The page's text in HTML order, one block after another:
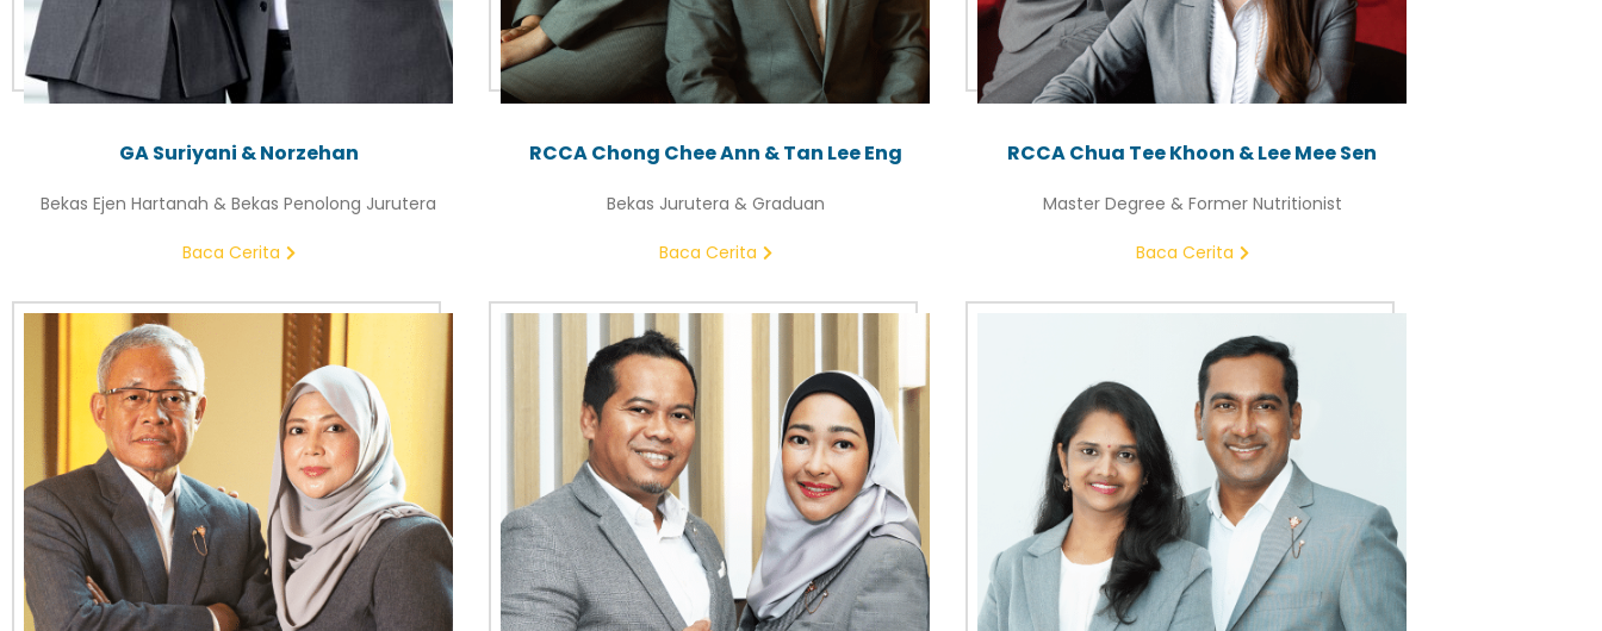
GA Suriyani & Norzehan
Bekas Ejen Hartanah & Bekas Penolong Jurutera
Baca Cerita
RCCA Chong Chee Ann & Tan Lee Eng
Bekas Jurutera & Graduan
Baca Cerita
RCCA Chua Tee Khoon & Lee Mee Sen
Master Degree & Former Nutritionist
Baca Cerita